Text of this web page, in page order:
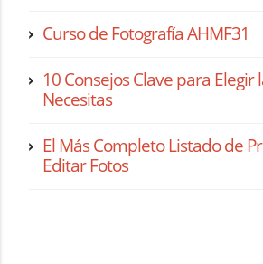
Curso de Fotografía AHMF31
10 Consejos Clave para
Necesitas
El Más Completo Listado de
Editar Fotos